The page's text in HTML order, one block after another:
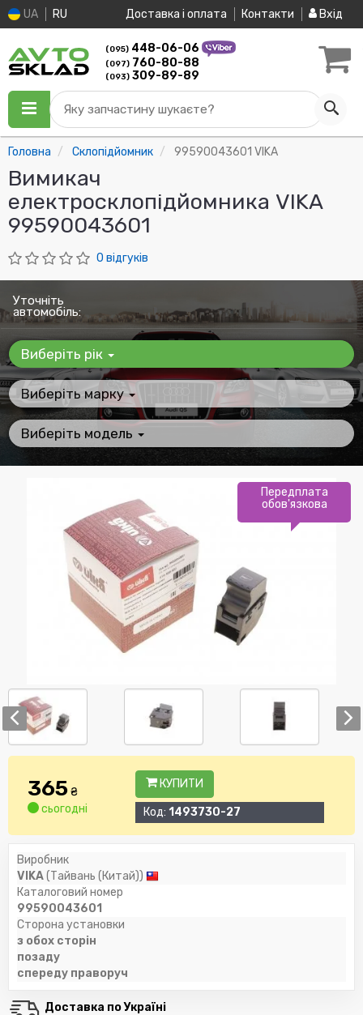
UA RU Доставка і оплата Контакти Вхід
(095) 448-06-06
(097) 760-80-88
(093) 309-89-89
Яку запчастину шукаєте?
Головна Склопідйомник 99590043601 VIKA
Вимикач
електросклопідйомника VIKA
99590043601
0 відгуків
Уточніть
автомобіль:
Виберіть рік
Виберіть марку
Виберіть модель
Передплата
обов'язкова
365₴
сьогодні
КУПИТИ
Код: 1493730-27
Виробник
VIKA(Тайвань (Китай))
Каталоговий номер
99590043601
Сторона установки
з обох сторін
позаду
спереду праворуч
Доставка по Україні